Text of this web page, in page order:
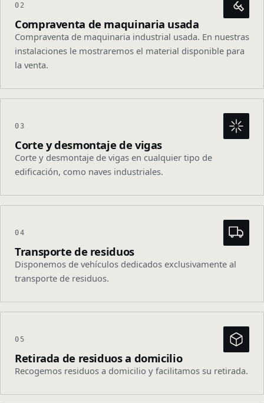
02
Compraventa de maquinaria usada
Compraventa de maquinaria industrial usada. En nuestras
instalaciones le mostraremos el material disponible para
la venta.
03
Corte y desmontaje de vigas
Corte y desmontaje de vigas en cualquier tipo de
edificación, como naves industriales.
04
Transporte de residuos
Disponemos de vehículos dedicados exclusivamente al
transporte de residuos.
05
Retirada de residuos a domicilio
Recogemos residuos a domicilio y facilitamos su retirada.